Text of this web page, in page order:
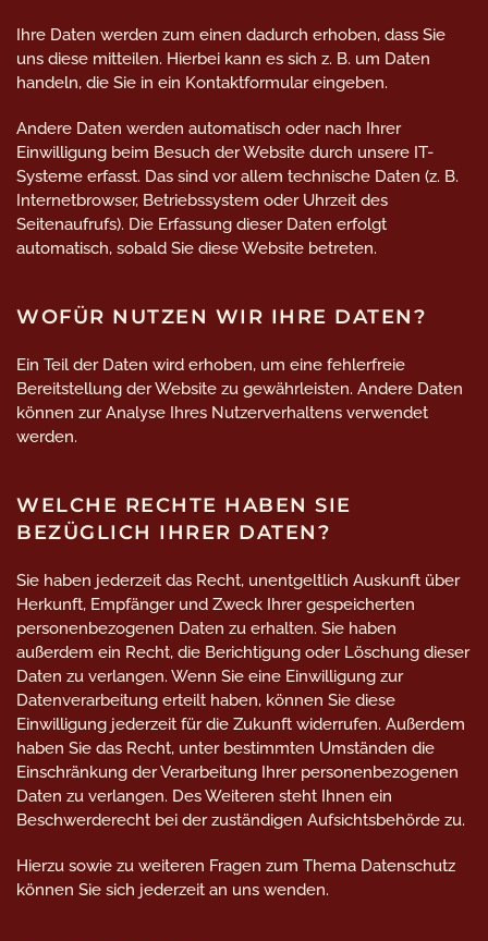
Ihre Daten werden zum einen dadurch erhoben, dass Sie
uns diese mitteilen. Hierbei kann es sich z. B. um Daten
handeln, die Sie in ein Kontaktformular eingeben.
Andere Daten werden automatisch oder nach Ihrer
Einwilligung beim Besuch der Website durch unsere IT-
Systeme erfasst. Das sind vor allem technische Daten (z. B.
Internetbrowser, Betriebssystem oder Uhrzeit des
Seitenaufrufs). Die Erfassung dieser Daten erfolgt
automatisch, sobald Sie diese Website betreten.
WOFÜR NUTZEN WIR IHRE DATEN?
Ein Teil der Daten wird erhoben, um eine fehlerfreie
Bereitstellung der Website zu gewährleisten. Andere Daten
können zur Analyse Ihres Nutzerverhaltens verwendet
werden.
WELCHE RECHTE HABEN SIE
BEZÜGLICH IHRER DATEN?
Sie haben jederzeit das Recht, unentgeltlich Auskunft über
Herkunft, Empfänger und Zweck Ihrer gespeicherten
personenbezogenen Daten zu erhalten. Sie haben
außerdem ein Recht, die Berichtigung oder Löschung dieser
Daten zu verlangen. Wenn Sie eine Einwilligung zur
Datenverarbeitung erteilt haben, können Sie diese
Einwilligung jederzeit für die Zukunft widerrufen. Außerdem
haben Sie das Recht, unter bestimmten Umständen die
Einschränkung der Verarbeitung Ihrer personenbezogenen
Daten zu verlangen. Des Weiteren steht Ihnen ein
Beschwerderecht bei der zuständigen Aufsichtsbehörde zu.
Hierzu sowie zu weiteren Fragen zum Thema Datenschutz
können Sie sich jederzeit an uns wenden.